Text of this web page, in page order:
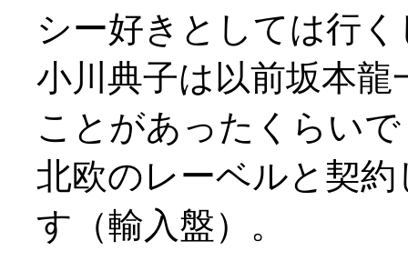
シー好きとしては行
小川典子は以前坂本
ことがあったくらい
北欧のレーベルと契
す（輸入盤）。